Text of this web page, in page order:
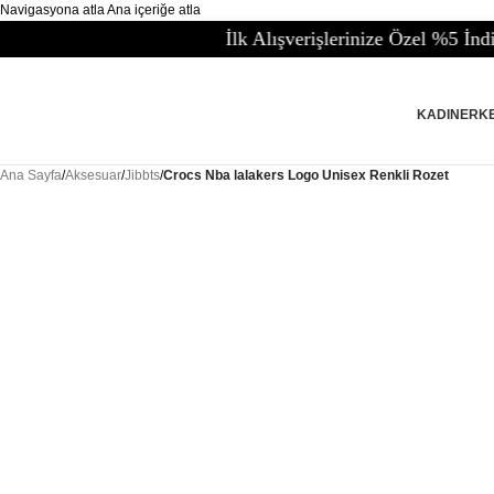
Navigasyona atlaAna içeriğe atla
İlk Alışverişlerinize Özel %5 İndirim
KADIN
Ana Sayfa/Aksesuar/Jibbts/Crocs Nba lalakers Logo Unisex Renkli Rozet